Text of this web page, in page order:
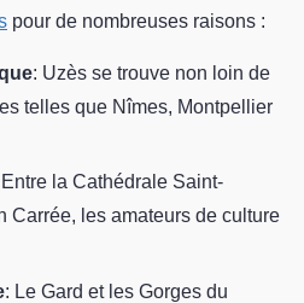
pour de nombreuses raisons :
: Uzès se trouve non loin de
telles que Nîmes, Montpellier
Entre la Cathédrale Saint-
Carrée, les amateurs de culture
: Le Gard et les Gorges du